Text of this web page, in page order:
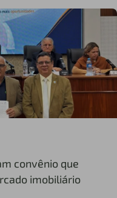
convênio que
imobiliário